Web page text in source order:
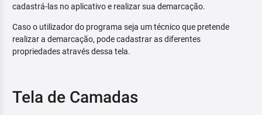
cadastrá-las no aplicativo e realizar sua demarcação.
Caso o utilizador do programa seja um técnico que pretende
realizar a demarcação, pode cadastrar as diferentes
propriedades através dessa tela.
Tela de Camadas